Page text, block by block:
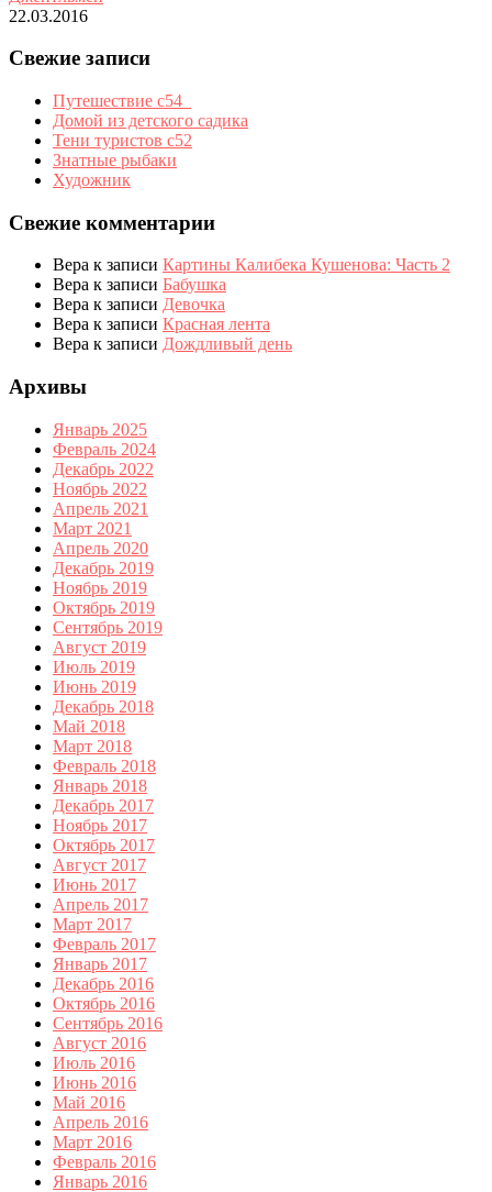
22.03.2016
Свежие записи
Путешествие с54_
Домой из детского садика
Тени туристов с52
Знатные рыбаки
Художник
Свежие комментарии
Вера к записи Картины Калибека Кушенова: Часть 2
Вера к записи Бабушка
Вера к записи Девочка
Вера к записи Красная лента
Вера к записи Дождливый день
Архивы
Январь 2025
Февраль 2024
Декабрь 2022
Ноябрь 2022
Апрель 2021
Март 2021
Апрель 2020
Декабрь 2019
Ноябрь 2019
Октябрь 2019
Сентябрь 2019
Август 2019
Июль 2019
Июнь 2019
Декабрь 2018
Май 2018
Март 2018
Февраль 2018
Январь 2018
Декабрь 2017
Ноябрь 2017
Октябрь 2017
Август 2017
Июнь 2017
Апрель 2017
Март 2017
Февраль 2017
Январь 2017
Декабрь 2016
Октябрь 2016
Сентябрь 2016
Август 2016
Июль 2016
Июнь 2016
Май 2016
Апрель 2016
Март 2016
Февраль 2016
Январь 2016